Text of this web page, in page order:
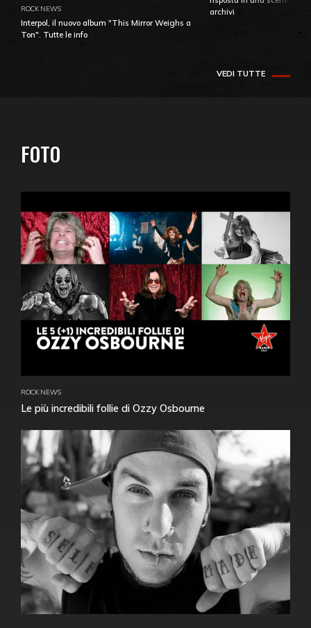
ROCK NEWS
Interpol, il nuovo album "This Mirror Weighs a
Ton". Tutte le info
archivi
VEDI TUTTE
FOTO
ROCK NEWS
Le più incredibili follie di Ozzy Osbourne